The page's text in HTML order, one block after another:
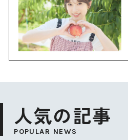
人気の記事
POPULAR NEWS